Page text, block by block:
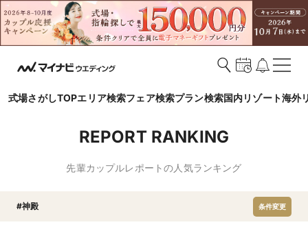
式場さがしTOPエリア検索フェア検索プラン検索国内リゾート海外
REPORT RANKING
先輩カップルレポートの人気ランキング
#神殿 条件変更